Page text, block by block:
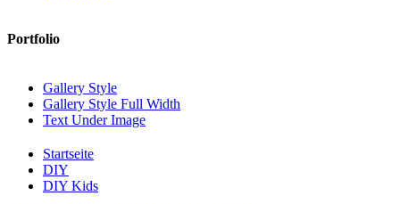
Portfolio
Gallery Style
Gallery Style Full Width
Text Under Image
Startseite
DIY
DIY Kids